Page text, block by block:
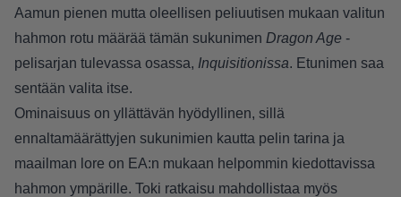
Aamun pienen mutta oleellisen peliuutisen mukaan valitun
hahmon rotu määrää tämän sukunimen Dragon Age -
pelisarjan tulevassa osassa, Inquisitionissa. Etunimen saa
sentään valita itse.
Ominaisuus on yllättävän hyödyllinen, sillä
ennaltamäärättyjen sukunimien kautta pelin tarina ja
maailman lore on EA:n mukaan helpommin kiedottavissa
hahmon ympärille. Toki ratkaisu mahdollistaa myös